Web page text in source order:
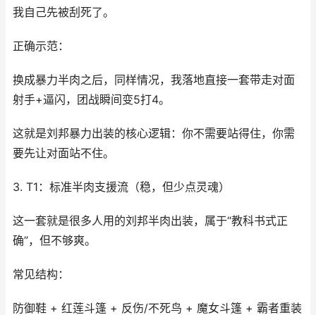
我自己先被刮死了。
正确示范：
换成暴力半肉之后，同样情况，我落地直接一套带走对面
射手+逼闪，团战瞬间变5打4。
这就是刘邦暴力出装的核心逻辑：你不需要站得住，你需
要先让对面站不住。
3. T1：标准半肉支援流（稳，但少点灵魂）
这一套就是很多人用的刘邦半肉出装，属于“教科书式正
确”，但不够爽。
常见结构：
防御鞋 + 红莲斗篷 + 反伤/不死鸟 + 魔女斗篷 + 霸者重装